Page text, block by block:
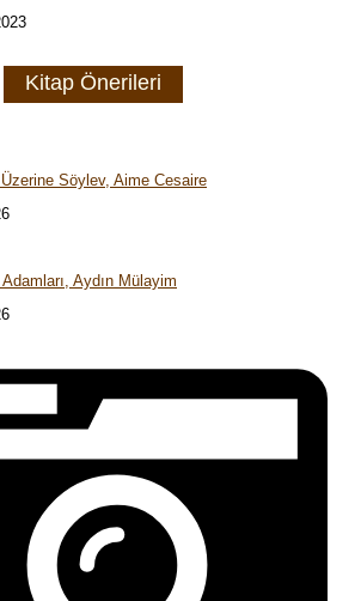
Kitap Önerileri
Söylev, Aime Cesaire
Adamları, Aydın Mülayim